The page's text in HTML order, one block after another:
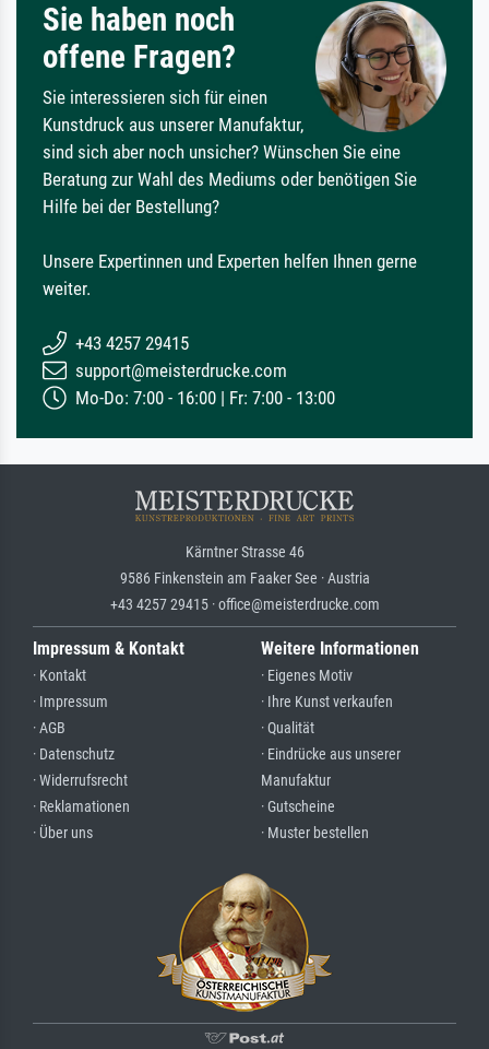
Sie haben noch
offene Fragen?
Sie interessieren sich für einen
Kunstdruck aus unserer Manufaktur,
sind sich aber noch unsicher? Wünschen Sie eine
Beratung zur Wahl des Mediums oder benötigen Sie
Hilfe bei der Bestellung?
Unsere Expertinnen und Experten helfen Ihnen gerne
weiter.
+43 4257 29415
support@meisterdrucke.com
Mo-Do: 7:00 - 16:00 | Fr: 7:00 - 13:00
Kärntner Strasse 46
9586 Finkenstein am Faaker See · Austria
+43 4257 29415 · office@meisterdrucke.com
Impressum & Kontakt
· Kontakt
· Impressum
· AGB
· Datenschutz
· Widerrufsrecht
· Reklamationen
· Über uns
Weitere Informationen
· Eigenes Motiv
· Ihre Kunst verkaufen
· Qualität
· Eindrücke aus unserer
Manufaktur
· Gutscheine
· Muster bestellen